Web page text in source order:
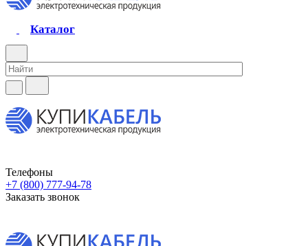
Каталог
Телефоны
+7 (800) 777-94-78
Заказать звонок